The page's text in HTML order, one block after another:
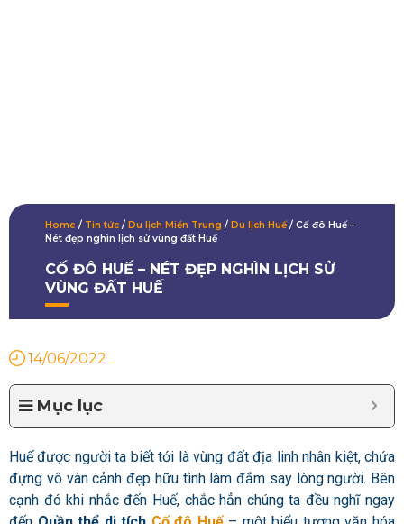
Home / Tin tức / Du lịch Miền Trung / Du lịch Huế / Cố đô Huế –
Nét đẹp nghìn lịch sử vùng đất Huế
CỐ ĐÔ HUẾ – NÉT ĐẸP NGHÌN LỊCH SỬ
VÙNG ĐẤT HUẾ
14/06/2022
Mục lục
Huế được người ta biết tới là vùng đất địa linh nhân kiệt, chứa
đựng vô vàn cảnh đẹp hữu tình làm đắm say lòng người. Bên
cạnh đó khi nhắc đến Huế, chắc hẳn chúng ta đều nghĩ ngay